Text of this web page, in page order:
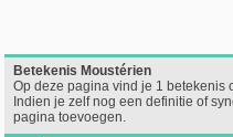
Betekenis Moustérien
Op deze pagina vind je 1 betekenis
Indien je zelf nog een definitie of
pagina toevoegen.